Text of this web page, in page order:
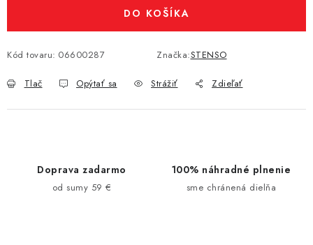
DO KOŠÍKA
Kód tovaru: 06600287 Značka:STENSO
Tlač Opýtať sa Strážiť Zdieľať
Doprava zadarmo
od sumy 59 €
100% náhradné plnenie
sme chránená dielňa